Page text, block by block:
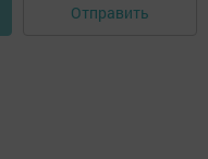
Отправить